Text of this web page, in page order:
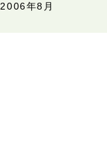
2006年8月